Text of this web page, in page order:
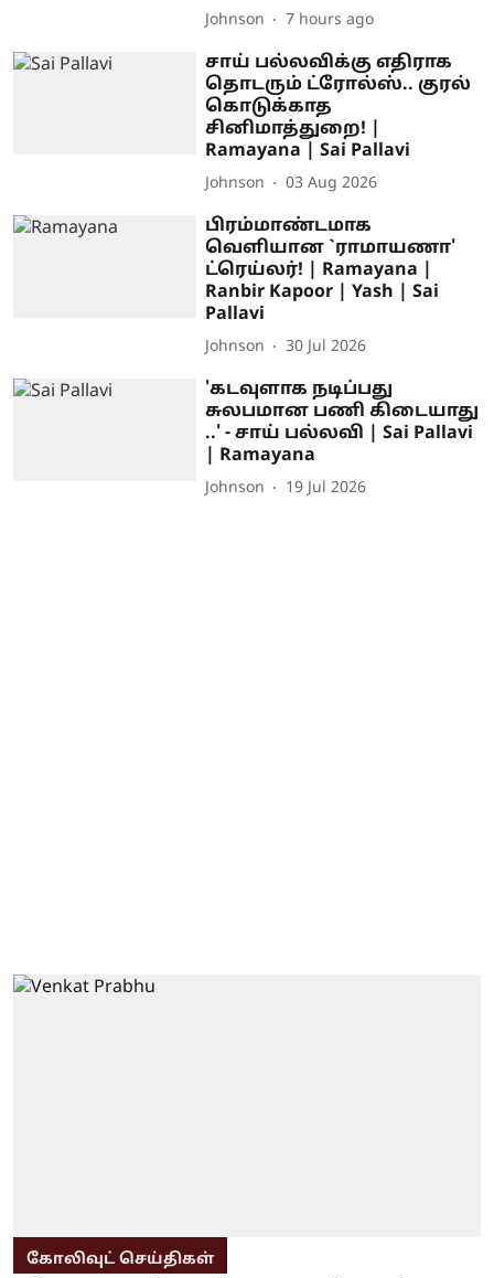
Johnson 7 hours ago
சாய் பல்லவிக்கு எதிராக
தொடரும் ட்ரோல்ஸ்.. குரல்
கொடுக்காத
சினிமாத்துறை! |
Ramayana | Sai Pallavi
Johnson 03 Aug 2026
பிரம்மாண்டமாக
வெளியான `ராமாயணா'
ட்ரெய்லர்! | Ramayana |
Ranbir Kapoor | Yash | Sai
Pallavi
Johnson 30 Jul 2026
'கடவுளாக நடிப்பது
சுலபமான பணி கிடையாது
..' - சாய் பல்லவி | Sai Pallavi
| Ramayana
Johnson 19 Jul 2026
கோலிவுட் செய்திகள்